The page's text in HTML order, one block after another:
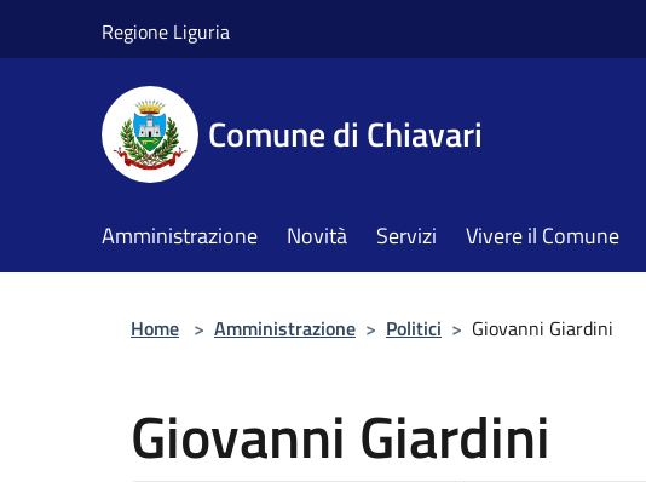
Regione Liguria
Comune di Chiavari
Amministrazione Novità Servizi Vivere il Comune
Home > Amministrazione > Politici > Giovanni Giardini
Giovanni Giardini